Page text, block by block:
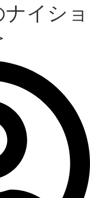
ナイショ